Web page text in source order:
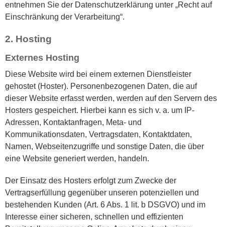
entnehmen Sie der Datenschutzerklärung unter „Recht auf
Einschränkung der Verarbeitung“.
2. Hosting
Externes Hosting
Diese Website wird bei einem externen Dienstleister
gehostet (Hoster). Personenbezogenen Daten, die auf
dieser Website erfasst werden, werden auf den Servern des
Hosters gespeichert. Hierbei kann es sich v. a. um IP-
Adressen, Kontaktanfragen, Meta- und
Kommunikationsdaten, Vertragsdaten, Kontaktdaten,
Namen, Webseitenzugriffe und sonstige Daten, die über
eine Website generiert werden, handeln.
Der Einsatz des Hosters erfolgt zum Zwecke der
Vertragserfüllung gegenüber unseren potenziellen und
bestehenden Kunden (Art. 6 Abs. 1 lit. b DSGVO) und im
Interesse einer sicheren, schnellen und effizienten